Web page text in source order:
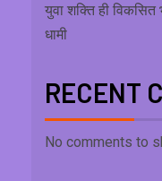
युवा शक्ति ही
धामी
RECENT
No comments to